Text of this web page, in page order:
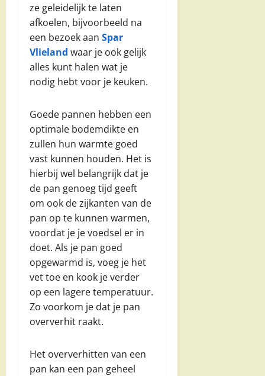
ze geleidelijk te laten
afkoelen, bijvoorbeeld na
een bezoek aan Spar
Vlieland waar je ook gelijk
alles kunt halen wat je
nodig hebt voor je keuken.
Goede pannen hebben een
optimale bodemdikte en
zullen hun warmte goed
vast kunnen houden. Het is
hierbij wel belangrijk dat je
de pan genoeg tijd geeft
om ook de zijkanten van de
pan op te kunnen warmen,
voordat je je voedsel er in
doet. Als je pan goed
opgewarmd is, voeg je het
vet toe en kook je verder
op een lagere temperatuur.
Zo voorkom je dat je pan
oververhit raakt.
Het oververhitten van een
pan kan een pan geheel